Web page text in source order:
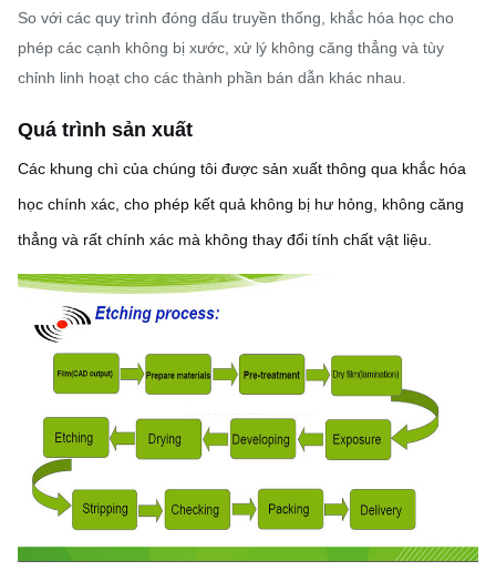
So với các quy trình đóng dấu truyền thống, khắc hóa học cho
phép các cạnh không bị xước, xử lý không căng thẳng và tùy
chỉnh linh hoạt cho các thành phần bán dẫn khác nhau.
Quá trình sản xuất
Các khung chì của chúng tôi được sản xuất thông qua khắc hóa
học chính xác, cho phép kết quả không bị hư hỏng, không căng
thẳng và rất chính xác mà không thay đổi tính chất vật liệu.